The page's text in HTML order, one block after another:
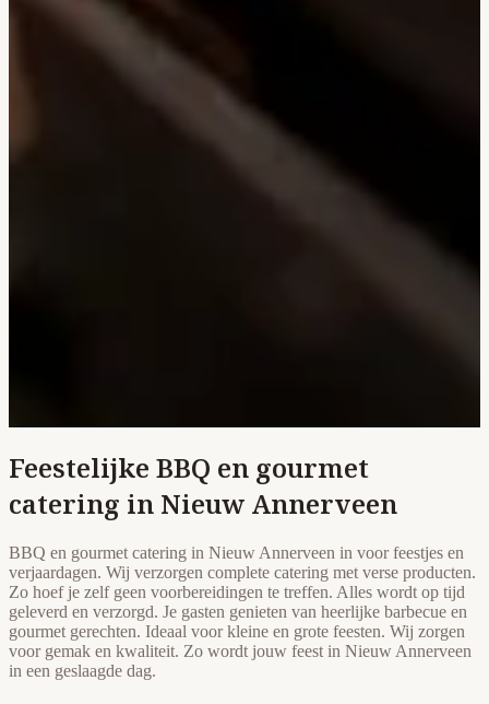
Feestelijke BBQ en gourmet
catering in Nieuw Annerveen
BBQ en gourmet catering in Nieuw Annerveen in voor feestjes en
verjaardagen. Wij verzorgen complete catering met verse producten.
Zo hoef je zelf geen voorbereidingen te treffen. Alles wordt op tijd
geleverd en verzorgd. Je gasten genieten van heerlijke barbecue en
gourmet gerechten. Ideaal voor kleine en grote feesten. Wij zorgen
voor gemak en kwaliteit. Zo wordt jouw feest in Nieuw Annerveen
in een geslaagde dag.